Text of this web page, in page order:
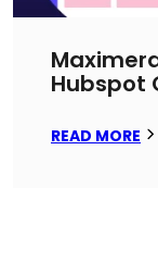
Hubspot
READ MORE